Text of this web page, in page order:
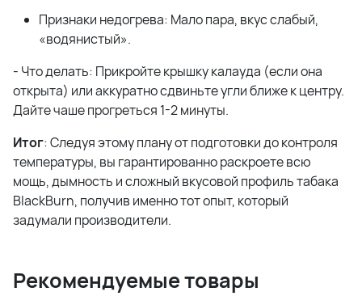
Признаки недогрева: Мало пара, вкус слабый,
«водянистый».
- Что делать: Прикройте крышку калауда (если она
открыта) или аккуратно сдвиньте угли ближе к центру.
Дайте чаше прогреться 1-2 минуты.
Итог: Следуя этому плану от подготовки до контроля
температуры, вы гарантированно раскроете всю
мощь, дымность и сложный вкусовой профиль табака
BlackBurn, получив именно тот опыт, который
задумали производители.
Рекомендуемые товары